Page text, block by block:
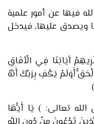
فيها عن أمور علمية
ويصدق عليها، فيدخل
آَيَاتِنَا فِي الْآَفَاقِ
أَوَلَمْ يَكْفِ بِرَبِّكَ أَنَّهُ
تعالى: ) يَا أَيُّهَا